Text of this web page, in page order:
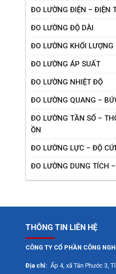
ĐO LƯỜNG ĐIỆN – ĐIỆN
ĐO LƯỜNG ĐỘ DÀI
ĐO LƯỜNG KHỐI LƯỢNG
ĐO LƯỜNG ÁP SUẤT
ĐO LƯỜNG NHIỆT ĐỘ
ĐO LƯỜNG QUANG –
ĐO LƯỜNG TẦN SỐ –
ỒN
ĐO LƯỜNG LỰC – ĐỘ
ĐO LƯỜNG DUNG TÍCH
THÔNG TIN LIÊN HỆ
CÔNG TY CỔ PHẦN CÔNG
Địa chỉ: Ấp 4, xã Tân Phước 3,